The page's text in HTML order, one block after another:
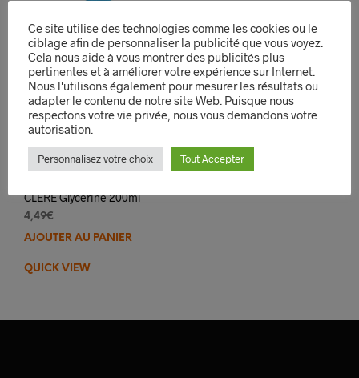
CLERE Glycérine 200ml
4,49€
AJOUTER AU PANIER
QUICK VIEW
Ce site utilise des technologies comme les cookies ou le
ciblage afin de personnaliser la publicité que vous voyez.
Cela nous aide à vous montrer des publicités plus
pertinentes et à améliorer votre expérience sur Internet.
Nous l'utilisons également pour mesurer les résultats ou
adapter le contenu de notre site Web. Puisque nous
respectons votre vie privée, nous vous demandons votre
autorisation.
Personnalisez votre choix Tout Accepter